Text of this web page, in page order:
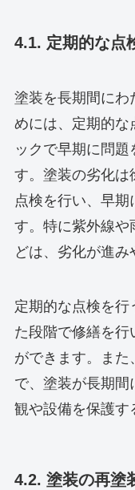
4.1. 定期的な点
塗装を長期間にわ
めには、定期的な
ックで早期に問題
す。塗装の劣化は
点検を行い、早
す。特に紫外線や
どは、劣化が進み
定期的な点検を行
た段階で修繕を行
ができます。また
で、塗装が長期
観や設備を保護す
4.2. 塗装の再塗